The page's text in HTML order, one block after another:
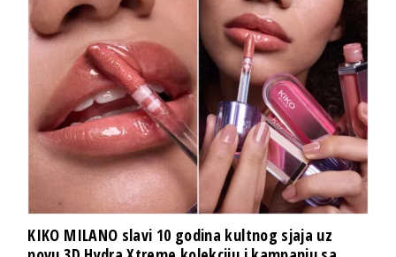
KIKO MILANO slavi 10 godina kultnog sjaja uz